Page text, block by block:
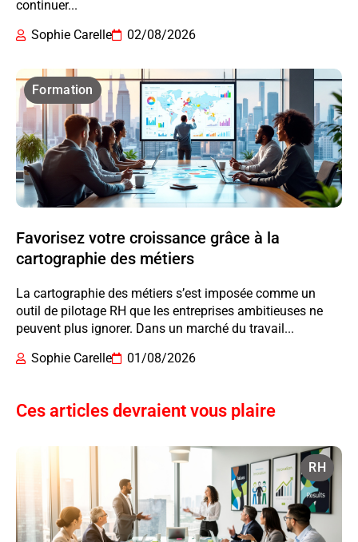
continuer...
Sophie Carelle
02/08/2026
Formation
Favorisez votre croissance grâce à la
cartographie des métiers
La cartographie des métiers s’est imposée comme un
outil de pilotage RH que les entreprises ambitieuses ne
peuvent plus ignorer. Dans un marché du travail...
Sophie Carelle
01/08/2026
Ces articles devraient vous plaire
RH